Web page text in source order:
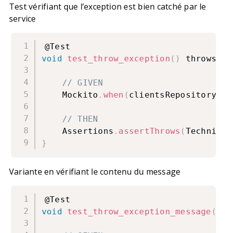
Test vérifiant que l’exception est bien catché par le
service
void
test_throw_exception ( ) throws
// GIVEN
    Mockito
. when ( clientsRepository
// THEN
    Assertions
. assertThrows (
}
Variante en vérifiant le contenu du message
void
test_throw_exception_message (